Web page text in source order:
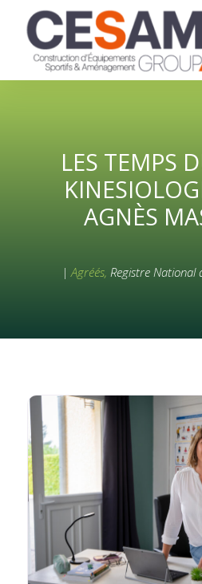
LES TEMPS
AGNÈS
|Agréés, Registre National